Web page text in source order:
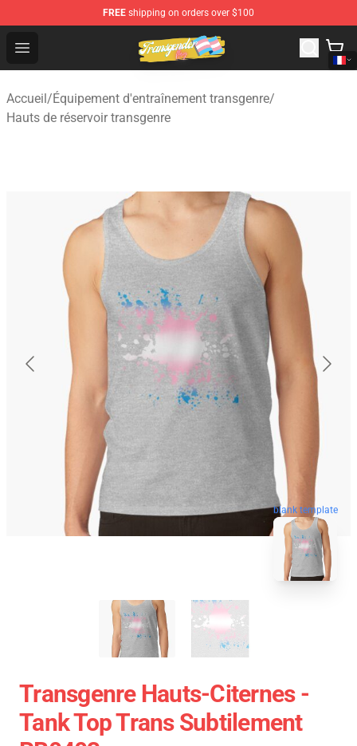
FREE shipping on orders over $100
Open menu
Transgender Flag Store - The Best Transgender Flag
Accueil/Équipement d'entraînement transgenre/
Hauts de réservoir transgenre
blank template
Transgenre Hauts-Citernes -
Tank Top Trans Subtilement